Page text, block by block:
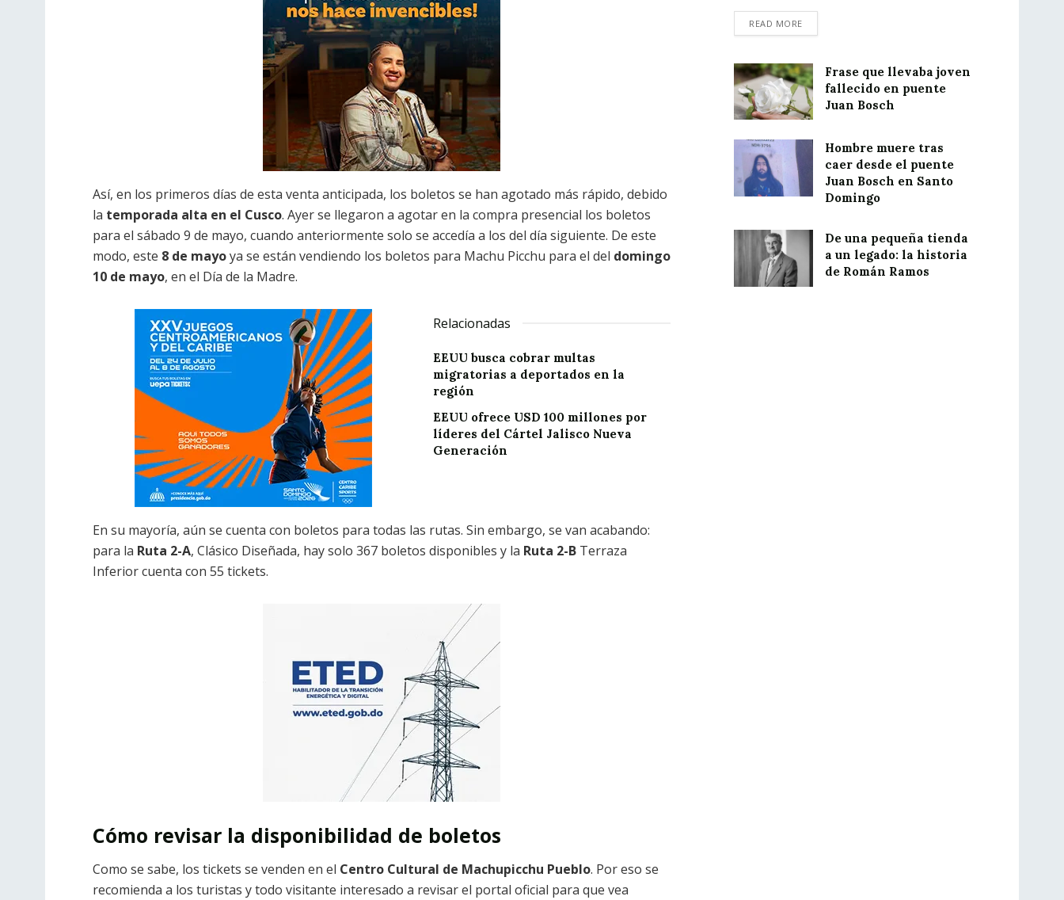
Así, en los primeros días de esta venta anticipada, los boletos se han agotado más rápido, debido
la temporada alta en el Cusco. Ayer se llegaron a agotar en la compra presencial los boletos
para el sábado 9 de mayo, cuando anteriormente solo se accedía a los del día siguiente. De este
modo, este 8 de mayoya se están vendiendo los boletos para Machu Picchu para el del domingo
10 de mayo, en el Día de la Madre.
Relacionadas
EEUU busca cobrar multas
migratorias a deportados en la
región
EEUU ofrece USD 100 millones por
líderes del Cártel Jalisco Nueva
Generación
En su mayoría, aún se cuenta con boletos para todas las rutas. Sin embargo, se van acabando:
para la Ruta 2-A, Clásico Diseñada, hay solo 367 boletos disponibles y la Ruta 2-B Terraza
Inferior cuenta con 55 tickets.
Cómo revisar la disponibilidad de boletos
Como se sabe, los tickets se venden en el Centro Cultural de Machupicchu Pueblo. Por eso se
recomienda a los turistas y todo visitante interesado a revisar el portal oficial para que vea
READ MORE
Frase que llevaba joven
fallecido en puente
Juan Bosch
Hombre muere tras
caer desde el puente
Juan Bosch en Santo
Domingo
De una pequeña tienda
a un legado: la historia
de Román Ramos